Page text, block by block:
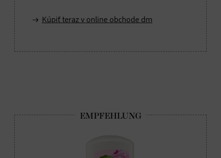
Kúpiť teraz v online obchode dm